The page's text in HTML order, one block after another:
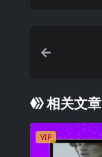
相关文章
VIP